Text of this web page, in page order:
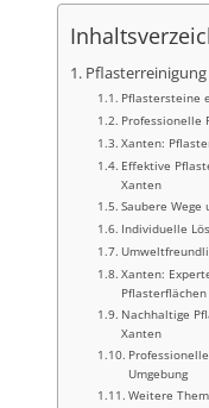
Pflastersteine
Professionelle
Xanten:
Effektive
Xanten
Saubere
Individuelle
Xanten:
Pflasterflächen
Nachhaltige
Xanten
Umgebung
Weitere